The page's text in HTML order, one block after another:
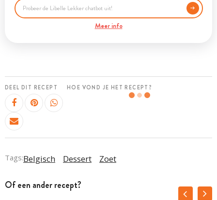
Meer info
DEEL DIT RECEPT HOE VOND JE HET RECEPT?
Tags:Belgisch Dessert Zoet
Of een ander recept?